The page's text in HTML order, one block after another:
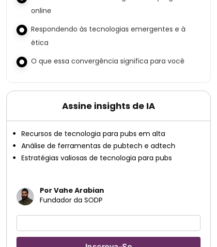
online
Respondendo às tecnologias emergentes e à
ética
O que essa convergência significa para você
Assine insights de IA
Recursos de tecnologia para pubs em alta
Análise de ferramentas de pubtech e adtech
Estratégias valiosas de tecnologia para pubs
Por Vahe Arabian
Fundador da SODP